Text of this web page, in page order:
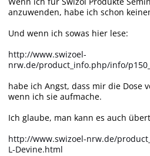
anzuwenden, habe ich schon
Und wenn ich sowas hier lese:
http://www.swizoel-
nrw.de/product_info.php/info/
habe ich Angst, dass mir die Dose
wenn ich sie aufmache.
Ich glaube, man kann es auch
http://www.swizoel-nrw.de/
L-Devine.html